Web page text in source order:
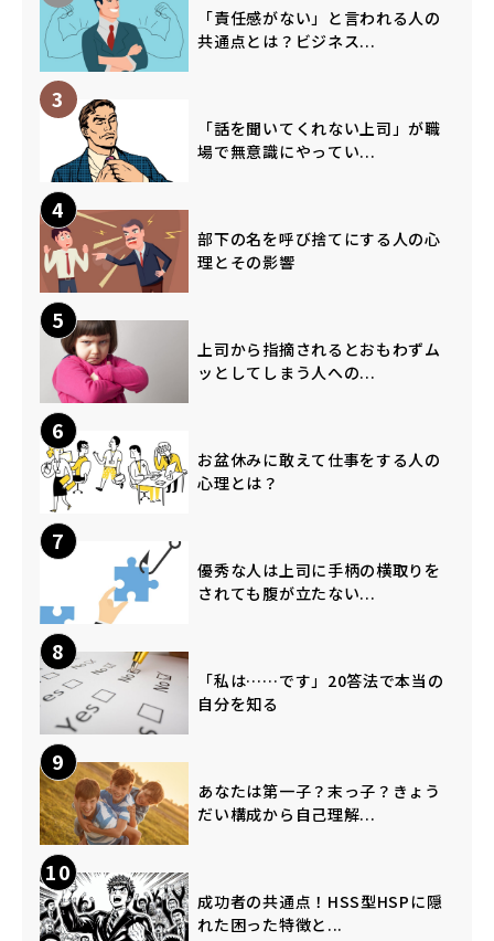
「責任感がない」と言われる人の
共通点とは？ビジネス...
3
「話を聞いてくれない上司」が職
場で無意識にやってい...
4
部下の名を呼び捨てにする人の心
理とその影響
5
上司から指摘されるとおもわずム
ッとしてしまう人への...
6
お盆休みに敢えて仕事をする人の
心理とは？
7
優秀な人は上司に手柄の横取りを
されても腹が立たない...
8
「私は……です」20答法で本当の
自分を知る
9
あなたは第一子？末っ子？きょう
だい構成から自己理解...
10
成功者の共通点！HSS型HSPに隠
れた困った特徴と...